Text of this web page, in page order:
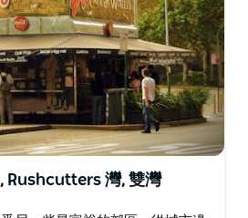
灣, 雙灣